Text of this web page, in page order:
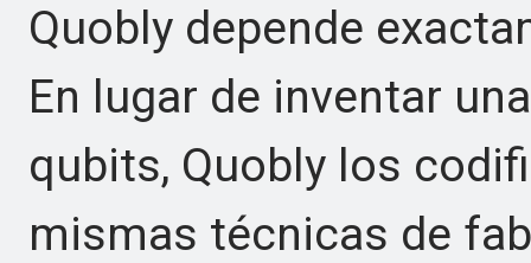
Quobly depende
En lugar de inventar
qubits, Quobly los
mismas técnicas de